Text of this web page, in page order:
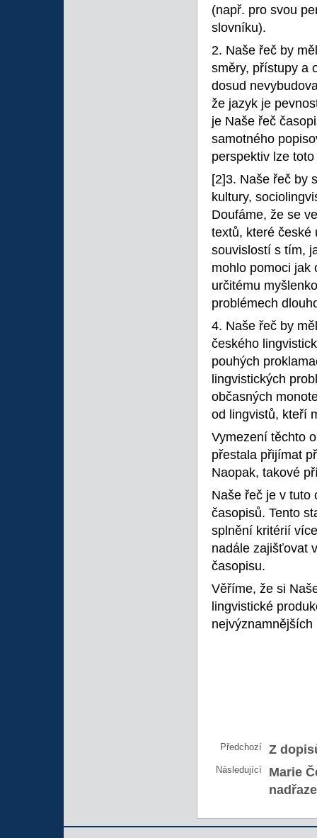
(např. pro svou
slovníku).
2. Naše řeč by
směry, přístupy a
dosud
že jazyk je
je Naše řeč
samotného
perspektiv lze
[2]3. Naše řeč by
kultury,
Doufáme, že se
textů, které české
souvislostí s tím,
mohlo pomoci jak
určitému
problémech
4. Naše řeč by
českého
pouhých
lingvistických
občasných
od lingvistů, kteří
Vymezení těchto
přestala přijímat
Naopak, takové
Naše řeč je v tuto
časopisů. Tento
splnění kritérií
nadále zajišťovat
časopisu.
Věříme, že si
lingvistické
Předchozí Z
Následující
Marie